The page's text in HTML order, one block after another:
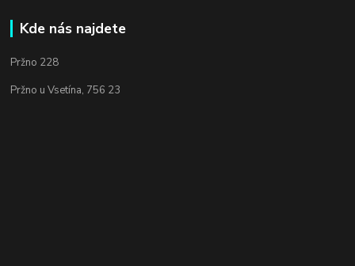
Kde nás najdete
Pržno 228
Pržno u Vsetína, 756 23